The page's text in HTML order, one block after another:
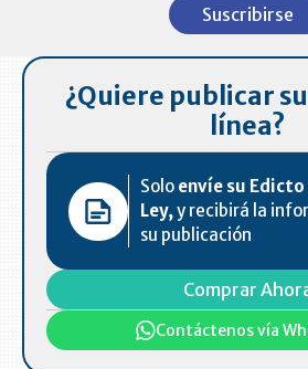
Suscribirse
¿Quiere publicar
línea?
Solo envíe su
Ley,y recibirá la
su publicación
Comprar
Contáctenos vía